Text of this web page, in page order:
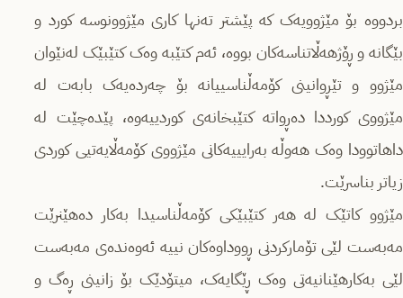
بردووە بۆ مێژوویەک کە پێشتر تەنها کارى مێژوونوسە کورد و
بێگانە و ڕۆژهەڵاتناسەکان بووە، ئەم کتێبە وەک کتێبێک لەنێوان
مێژوو و تێڕوانینى کۆمەڵناسییانە بۆ چەردەیەک بابەت لە
مێژووى کورددا دەڕواتە کتێبخانەى کوردییەوە، پێدەچێت لە
داهاتوودا وەک هەوڵە بەرایییەکانى مێژووى کۆمەڵایەتیى کوردى
زیاتر بناسرێت.
مێژوو کاتێک لە هەر کتێبێکى کۆمەڵناسیدا بەکار دەهێنرێت
مەبەست لێى تۆمارکردنى ڕووداوەکان نییە ئەوەندەى مەبەست
لێى بەکارهێنانیەتى وەک ڕێگایەک، میتۆدێک بۆ زانینى ڕەگ و